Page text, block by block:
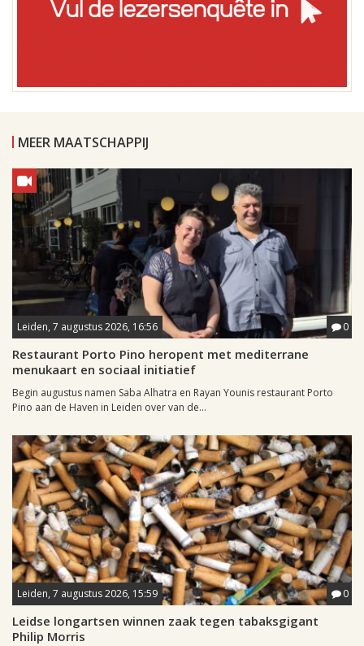
MEER MAATSCHAPPIJ
Leiden, 7 augustus 2026, 16:56 0
Restaurant Porto Pino heropent met mediterrane
menukaart en sociaal initiatief
Begin augustus namen Saba Alhatra en Rayan Younis restaurant Porto
Pino aan de Haven in Leiden over van de...
Leiden, 7 augustus 2026, 15:59 0
Leidse longartsen winnen zaak tegen tabaksgigant
Philip Morris